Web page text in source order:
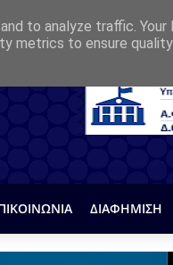
ΔΙΑΦΗΜΙΣΗ
to analyze traffic. Your
metrics to ensure